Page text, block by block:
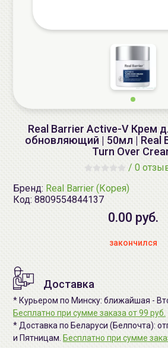
Real Barrier Active-V Крем
обновляющий | 50мл | Real
Turn Over
/ 0
Бренд: Real Barrier (Корея)
Код: 8809554844137
0.00 руб.
закончился
Доставка
* Курьером по Минску: ближайшая -
Бесплатно при сумме заказа от 99 руб.
* Доставка по Беларуси (Белпочта):
и Пятницам. Бесплатно при сумме